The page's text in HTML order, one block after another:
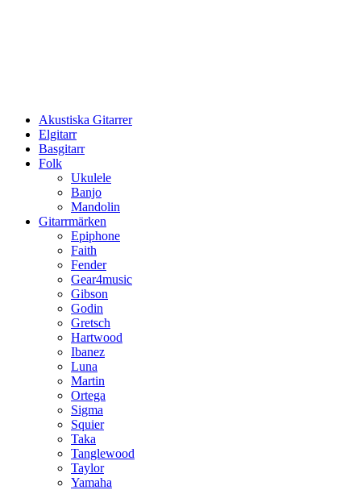
Akustiska Gitarrer
Elgitarr
Basgitarr
Folk
Ukulele
Banjo
Mandolin
Gitarrmärken
Epiphone
Faith
Fender
Gear4music
Gibson
Godin
Gretsch
Hartwood
Ibanez
Luna
Martin
Ortega
Sigma
Squier
Taka
Tanglewood
Taylor
Yamaha